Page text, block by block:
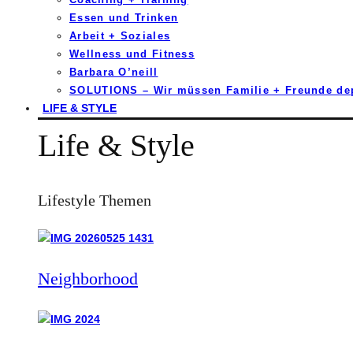
Essen und Trinken
Arbeit + Soziales
Wellness und Fitness
Barbara O’neill
SOLUTIONS – Wir müssen Familie + Freunde
LIFE & STYLE
Life & Style
Lifestyle Themen
Neighborhood